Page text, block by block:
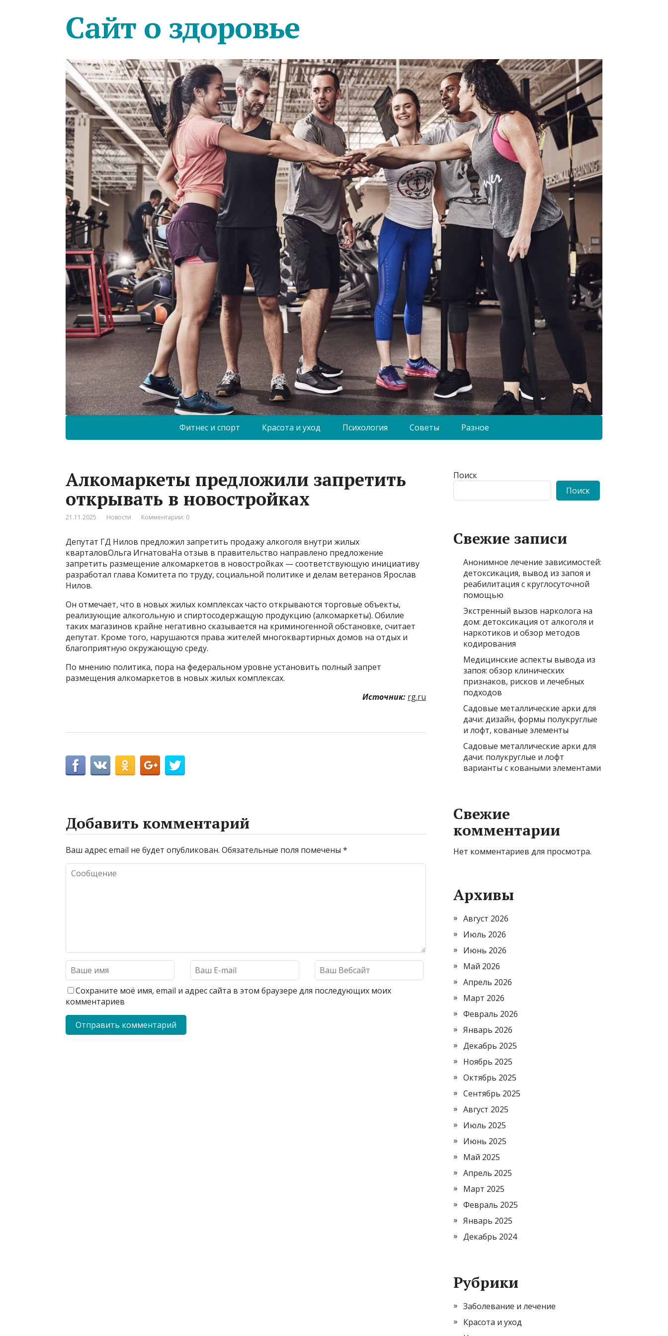
Сайт о здоровье
Фитнес и спорт Красота и уход Психология Советы Разное
Алкомаркеты предложили запретить
открывать в новостройках
21.11.2025 Новости Комментарии: 0
Депутат ГД Нилов предложил запретить продажу алкоголя внутри жилых
кварталовОльга ИгнатоваНа отзыв в правительство направлено предложение
запретить размещение алкомаркетов в новостройках — соответствующую инициативу
разработал глава Комитета по труду, социальной политике и делам ветеранов Ярослав
Нилов.
Он отмечает, что в новых жилых комплексах часто открываются торговые объекты,
реализующие алкогольную и спиртосодержащую продукцию (алкомаркеты). Обилие
таких магазинов крайне негативно сказывается на криминогенной обстановке, считает
депутат. Кроме того, нарушаются права жителей многоквартирных домов на отдых и
благоприятную окружающую среду.
По мнению политика, пора на федеральном уровне установить полный запрет
размещения алкомаркетов в новых жилых комплексах.
Источник: rg.ru
Добавить комментарий
Ваш адрес email не будет опубликован. Обязательные поля помечены *
Сохраните моё имя, email и адрес сайта в этом браузере для последующих моих
комментариев
Поиск
Поиск
Свежие записи
Анонимное лечение зависимостей:
детоксикация, вывод из запоя и
реабилитация с круглосуточной
помощью
Экстренный вызов нарколога на
дом: детоксикация от алкоголя и
наркотиков и обзор методов
кодирования
Медицинские аспекты вывода из
запоя: обзор клинических
признаков, рисков и лечебных
подходов
Садовые металлические арки для
дачи: дизайн, формы полукруглые
и лофт, кованые элементы
Садовые металлические арки для
дачи: полукруглые и лофт
варианты с коваными элементами
Свежие
комментарии
Нет комментариев для просмотра.
Архивы
Август 2026
Июль 2026
Июнь 2026
Май 2026
Апрель 2026
Март 2026
Февраль 2026
Январь 2026
Декабрь 2025
Ноябрь 2025
Октябрь 2025
Сентябрь 2025
Август 2025
Июль 2025
Июнь 2025
Май 2025
Апрель 2025
Март 2025
Февраль 2025
Январь 2025
Декабрь 2024
Рубрики
Заболевание и лечение
Красота и уход